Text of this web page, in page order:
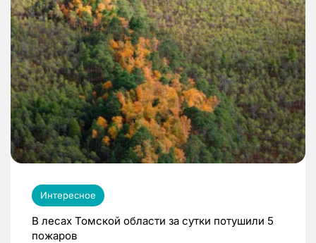
Интересное
В лесах Томской области за сутки потушили 5
пожаров